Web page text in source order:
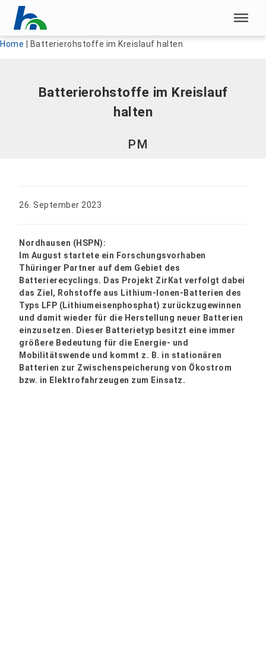
Menü überspringen
Menü überspringen
Home Batterierohstoffe im Kreislauf halten
Batterierohstoffe im Kreislauf
halten
PM
26. September 2023
Nordhausen (HSPN):
Im August startete ein Forschungsvorhaben
Thüringer Partner auf dem Gebiet des
Batterierecyclings. Das Projekt ZirKat verfolgt dabei
das Ziel, Rohstoffe aus Lithium-Ionen-Batterien des
Typs LFP (Lithiumeisenphosphat) zurückzugewinnen
und damit wieder für die Herstellung neuer Batterien
einzusetzen. Dieser Batterietyp besitzt eine immer
größere Bedeutung für die Energie- und
Mobilitätswende und kommt z. B. in stationären
Batterien zur Zwischenspeicherung von Ökostrom
bzw. in Elektrofahrzeugen zum Einsatz.